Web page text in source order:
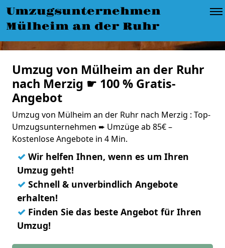
Umzugsunternehmen
Mülheim an der Ruhr
Umzug von Mülheim an der Ruhr
nach Merzig ☛ 100 % Gratis-
Angebot
Umzug von Mülheim an der Ruhr nach Merzig : Top-
Umzugsunternehmen ➨ Umzüge ab 85€ –
Kostenlose Angebote in 4 Min.
✓ Wir helfen Ihnen, wenn es um Ihren
Umzug geht!
✓ Schnell & unverbindlich Angebote
erhalten!
✓ Finden Sie das beste Angebot für Ihren
Umzug!